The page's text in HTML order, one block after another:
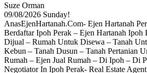
Suze Orman
09/08/2026 Sunday!
AnasEjenHartanah.Com- Ejen Hartanah
Berdaftar Ipoh Perak – Ejen Hartanah Ipoh
Dijual – Rumah Untuk Disewa – Tanah
Kebun – Tanah Dusun – Tanah Pertanian
Rumah – Ejen Jual Rumah – Di Ipoh – Di
Negotiator In Ipoh Perak- Real Estate